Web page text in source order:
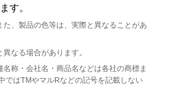
す。
、製品の色等は、実際と異なることがあ
なる場合があります。
称・会社名・商品名などは各社の商標ま
ではTMやマルRなどの記号を記載しない